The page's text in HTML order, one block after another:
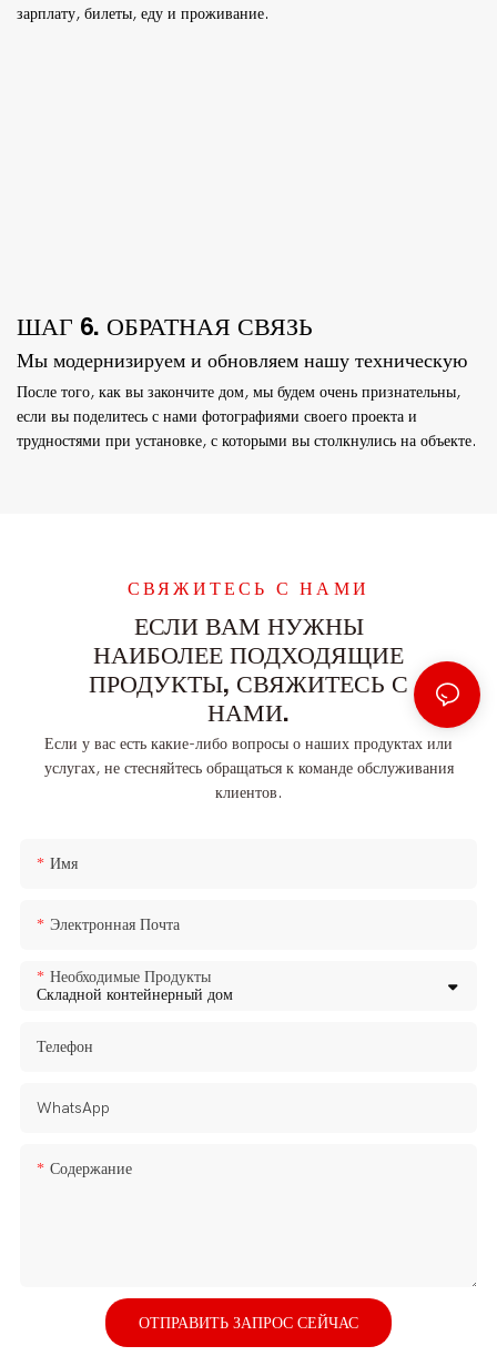
зарплату, билеты, еду и проживание.
ШАГ 6. ОБРАТНАЯ СВЯЗЬ
Мы модернизируем и обновляем нашу техническую
После того, как вы закончите дом, мы будем очень признательны,
если вы поделитесь с нами фотографиями своего проекта и
трудностями при установке, с которыми вы столкнулись на объекте.
СВЯЖИТЕСЬ С НАМИ
ЕСЛИ ВАМ НУЖНЫ
НАИБОЛЕЕ ПОДХОДЯЩИЕ
ПРОДУКТЫ, СВЯЖИТЕСЬ С
НАМИ.
Если у вас есть какие-либо вопросы о наших продуктах или
услугах, не стесняйтесь обращаться к команде обслуживания
клиентов.
Имя
Электронная Почта
Необходимые Продукты
Телефон
WhatsApp
Содержание
ОТПРАВИТЬ ЗАПРОС СЕЙЧАС